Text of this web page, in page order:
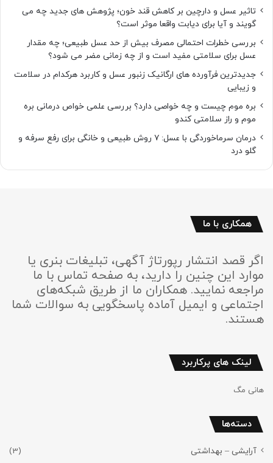
تاثیر عسل و دارچین بر کاهش قند خون؛ پژوهش های جدید چه می
گویند و آیا برای دیابت واقعا موثر است؟
بررسی خطرات احتمالی مصرف بیش از حد عسل طبیعی؛ چه مقدار
عسل برای سلامتی مفید است و از چه زمانی مضر می شود؟
جدیدترین فرآورده های ارگانیک زنبور عسل و کاربرد هرکدام در سلامت
و زیبایی
بره موم چیست و چه خواصی دارد؟ بررسی علمی خواص درمانی بره
موم و راز سلامتی کندو
درمان سرماخوردگی با عسل: ۷ روش طبیعی و خانگی برای رفع سرفه و
گلو درد
همکاری با ما
اگر قصد انتشار رپورتاژ آگهی، تبلیغات بنری یا
موارد این چنین را دارید، به صفحه تماس با ما
مراجعه نمایید. همکاران ما از طریق شبکه‌های
اجتماعی و ایمیل آماده پاسخگویی به سوالات شما
هستند.
لینک های پرکاربرد
هانی مگ
دسته‌ها
آرایشی – بهداشتی
(3)